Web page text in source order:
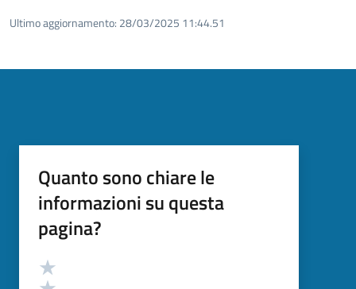
Ultimo aggiornamento: 28/03/2025 11:44.51
Quanto sono chiare le
informazioni su questa
pagina?
Valutazione